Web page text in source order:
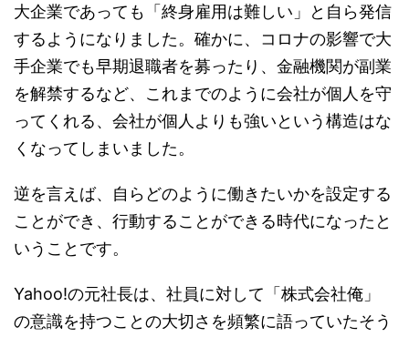
大企業であっても「終身雇用は難しい」と自ら発信
するようになりました。確かに、コロナの影響で大
手企業でも早期退職者を募ったり、金融機関が副業
を解禁するなど、これまでのように会社が個人を守
ってくれる、会社が個人よりも強いという構造はな
くなってしまいました。
逆を言えば、自らどのように働きたいかを設定する
ことができ、行動することができる時代になったと
いうことです。
Yahoo!の元社長は、社員に対して「株式会社俺」
の意識を持つことの大切さを頻繁に語っていたそう